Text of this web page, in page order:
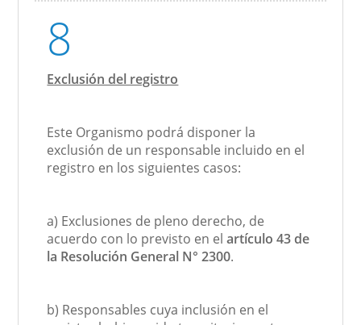
8
Exclusión del registro
Este Organismo podrá disponer la
exclusión de un responsable incluido en el
registro en los siguientes casos:
a) Exclusiones de pleno derecho, de
acuerdo con lo previsto en elartículo 43 de
la Resolución General N° 2300.
b) Responsables cuya inclusión en el